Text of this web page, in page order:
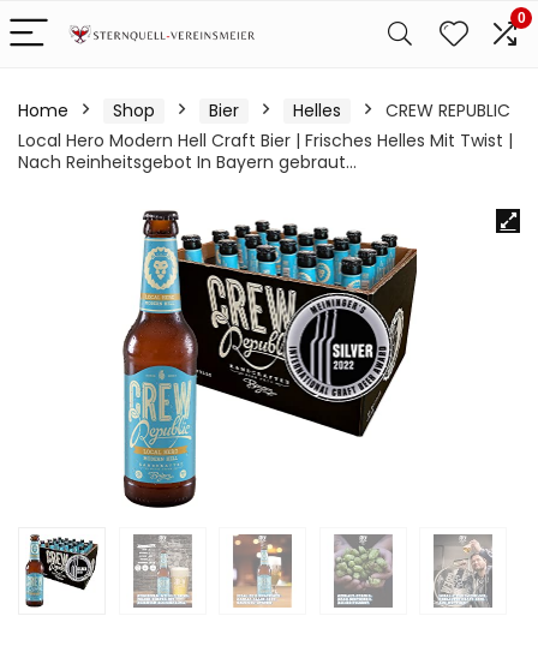
0
Home Shop Bier Helles
CREW REPUBLIC
Local Hero Modern Hell Craft Bier | Frisches Helles Mit Twist |
Nach Reinheitsgebot In Bayern gebraut…